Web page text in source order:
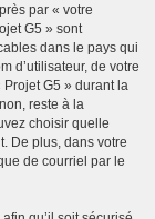
par « votre
G5 » sont
dans le pays qui
d’utilisateur, de votre
G5 » durant la
reste à la
choisir quelle
De plus, dans votre
de courriel par le